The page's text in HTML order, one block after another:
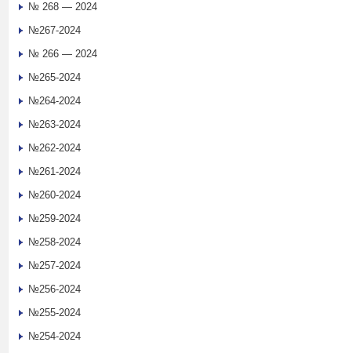
№ 268 — 2024
№267-2024
№ 266 — 2024
№265-2024
№264-2024
№263-2024
№262-2024
№261-2024
№260-2024
№259-2024
№258-2024
№257-2024
№256-2024
№255-2024
№254-2024